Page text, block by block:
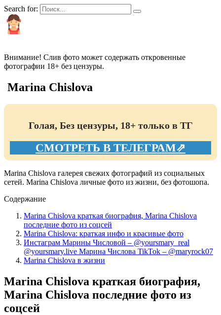
Search for:
Внимание! Слив фото может содержать откровенные
фотографии 18+ без цензуры.
Marina Chislova
Голая, Без цензуры, 18+ только в ТГ
СМОТРЕТЬ В ТЕЛЕГРАМ⇗
Marina Chislova галерея свежих фотографий из социальных
сетей. Marina Chislova личные фото из жизни, без фотошопа.
Содержание
Marina Chislova краткая биография, Marina Chislova
последние фото из соцсей
Marina Chislova: краткая инфо и красивые фото
Инстаграм Марины Числовой – @yoursmary_real
@yoursmary.live Марина Числова TikTok – @maryrock07
Marina Chislova в жизни
Marina Chislova краткая биография,
Marina Chislova последние фото из
соцсей